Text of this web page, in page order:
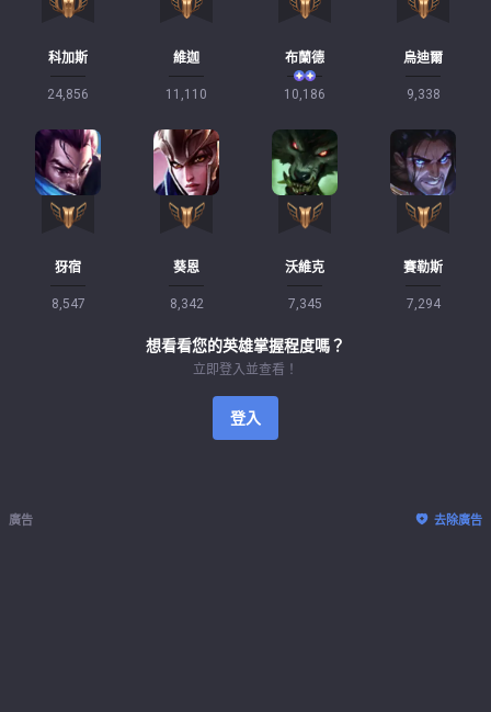
科加斯
24,856
維迦
11,110
布蘭德
10,186
烏迪爾
9,338
犽宿
8,547
葵恩
8,342
沃維克
7,345
賽勒斯
7,294
想看看您的英雄掌握程度嗎？
立即登入並查看！
登入
廣告 去除廣告